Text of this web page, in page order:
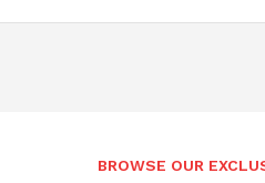
BROWSE OUR